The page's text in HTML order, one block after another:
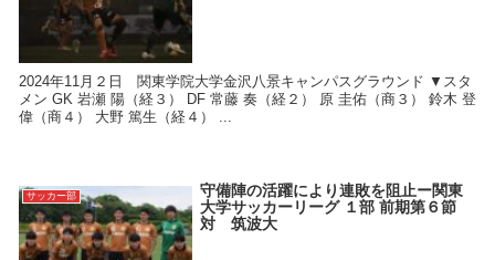
2024年11月２日 関東学院大学金沢八景キャンパスグラウンド ▼スタ
メン GK 岩瀬 陽（経３） DF 常藤 奏（経２） 原 圭佑（商３） 鈴木 登
偉（商４） 大野 篤生（経４） ...
サッカー部
守備陣の活躍により連敗を阻止ー関東
大学サッカーリーグ １部 前期第６節
対 筑波大